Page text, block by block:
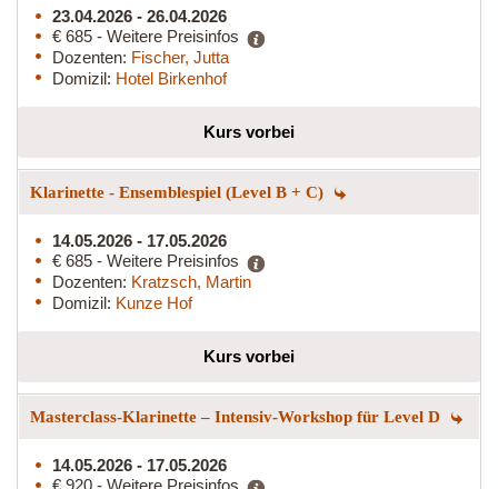
23.04.2026 - 26.04.2026
€ 685 - Weitere Preisinfos
Dozenten: Fischer, Jutta
Domizil: Hotel Birkenhof
Kurs vorbei
Klarinette - Ensemblespiel (Level B + C)
14.05.2026 - 17.05.2026
€ 685 - Weitere Preisinfos
Dozenten: Kratzsch, Martin
Domizil: Kunze Hof
Kurs vorbei
Masterclass-Klarinette – Intensiv-Workshop für Level D
14.05.2026 - 17.05.2026
€ 920 - Weitere Preisinfos